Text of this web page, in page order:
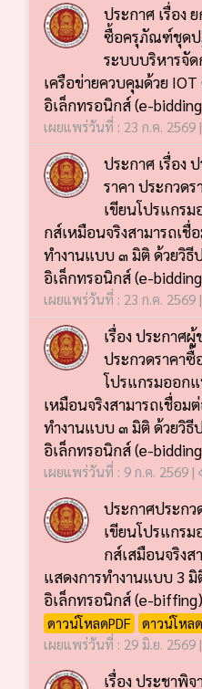
ประกาศ เรื่อง
ซื้อครุภัณฑ์ชุดป
ระบบบริหารจัด
เครือข่ายควบคุมด้วย
อิเล็กทรอนิกส์ (e-
เผยแพร่วันที่ : 23 ก.ค. 2569 |
ประกาศ เรื่อง
ราคา ประกวด
เขียนโปรแกร
กส์เหมือนจริงสามารถเชื่
ทำงานแบบ ๓ มิติ ด้วยวิธี
อิเล็กทรอนิกส์ (e-
เผยแพร่วันที่ : 23 ก.ค. 2569 |
เรื่อง ประกาศ
ประกวดราคาซื้
โปรแกรมออก
เหมือนจริงสามารถเชื่อม
ทำงานแบบ ๓ มิติ ด้วยวิธี
อิเล็กทรอนิกส์ (e-
เผยแพร่วันที่ : 9 ก.ค. 2569 |
ประกาศประก
เขียนโปรแกร
กส์เสมือนจริงส
แสดงการทำงานแบบ 3 มิ
อิเล็กทรอนิกส์ (e-biffing)
ดาวน์โหลดPDF
ดาวน์โหล
เผยแพร่วันที่ : 29 มิ.ย. 2569 |
เรื่อง ประชาพิ